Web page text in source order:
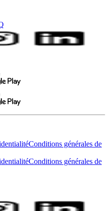
Conditions générales de
Conditions générales de